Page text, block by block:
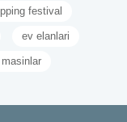
festival
ev elanlari